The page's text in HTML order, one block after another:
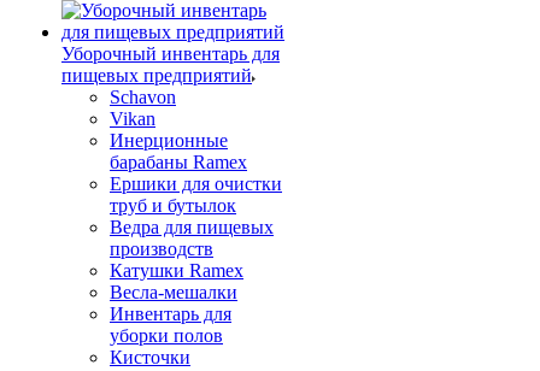
Уборочный инвентарь для
пищевых предприятий
Schavon
Vikan
Инерционные
барабаны Ramex
Ершики для очистки
труб и бутылок
Ведра для пищевых
производств
Катушки Ramex
Весла-мешалки
Инвентарь для
уборки полов
Кисточки